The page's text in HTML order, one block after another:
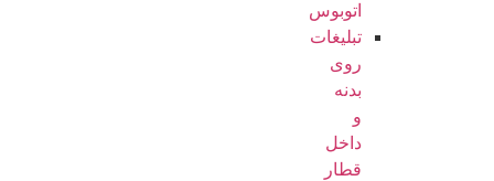
اتوبوس
تبلیغات
روی
بدنه
و
داخل
قطار